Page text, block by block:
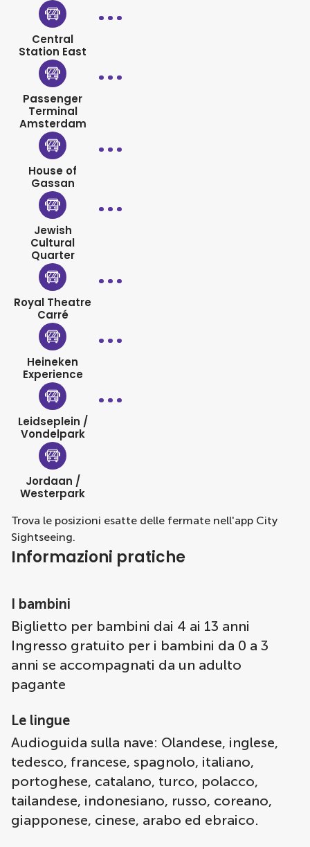
Central
Station East
Passenger
Terminal
Amsterdam
House of
Gassan
Jewish
Cultural
Quarter
Royal Theatre
Carré
Heineken
Experience
Leidseplein /
Vondelpark
Jordaan /
Westerpark
Trova le posizioni esatte delle fermate nell'app City
Sightseeing.
Informazioni pratiche
I bambini
Biglietto per bambini dai 4 ai 13 anni
Ingresso gratuito per i bambini da 0 a 3
anni se accompagnati da un adulto
pagante
Le lingue
Audioguida sulla nave: Olandese, inglese,
tedesco, francese, spagnolo, italiano,
portoghese, catalano, turco, polacco,
tailandese, indonesiano, russo, coreano,
giapponese, cinese, arabo ed ebraico.